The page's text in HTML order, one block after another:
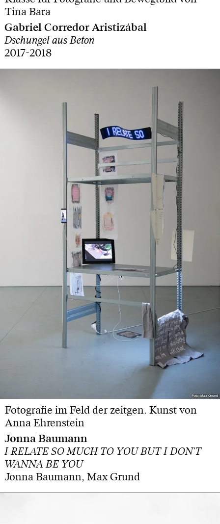
Tina Bara
Gabriel Corredor Aristizábal
Dschungel aus Beton
2017-2018
Foto: Max Grund
Foto: Max Grund
Fotografie im Feld der zeitgen. Kunst von
Anna Ehrenstein
Jonna Baumann
I RELATE SO MUCH TO YOU BUT I DON'T
WANNA BE YOU
Jonna Baumann, Max Grund